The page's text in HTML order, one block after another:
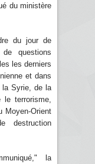
du ministère
du jour de
questions
les derniers
et dans
la Syrie, de la
terrorisme,
Moyen-Orient
destruction
la